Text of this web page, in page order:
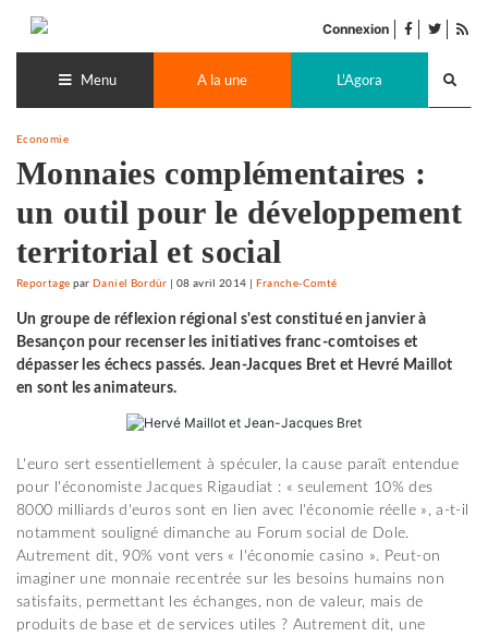
contenu
Connexion facebook
twitter
Menu A la une L'Agora
Economie
Monnaies complémentaires :
un outil pour le développement
territorial et social
Reportage parDaniel Bordür | 08 avril 2014 | Franche-Comté
Un groupe de réflexion régional s'est constitué en janvier à
Besançon pour recenser les initiatives franc-comtoises et
dépasser les échecs passés. Jean-Jacques Bret et Hevré Maillot
en sont les animateurs.
L'euro sert essentiellement à spéculer, la cause paraît entendue
pour l'économiste Jacques Rigaudiat : « seulement 10% des
8000 milliards d'euros sont en lien avec l'économie réelle », a-t-il
notamment souligné dimanche au Forum social de Dole.
Autrement dit, 90% vont vers « l'économie casino ». Peut-on
imaginer une monnaie recentrée sur les besoins humains non
satisfaits, permettant les échanges, non de valeur, mais de
produits de base et de services utiles ? Autrement dit, une